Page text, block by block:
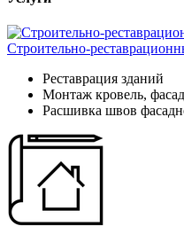
Строительно-
Реставрация зданий
Монтаж кровель,
Расшивка швов